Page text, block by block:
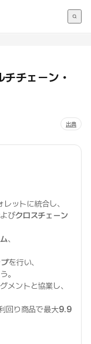
チェーン・
出典
ットに統合し、
びクロスチェーン
、
を行い、
。
メントと協業し、
回り商品で最大9.9